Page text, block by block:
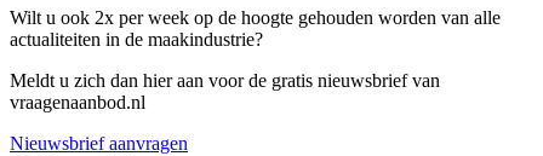
Wilt u ook 2x per week op de hoogte gehouden worden van alle
actualiteiten in de maakindustrie?
Meldt u zich dan hier aan voor de gratis nieuwsbrief van
vraagenaanbod.nl
Nieuwsbrief aanvragen